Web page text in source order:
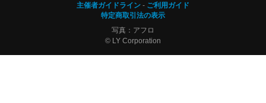
主催者ガイドライン
ご利用ガイド
特定商取引法の表示
写真：アフロ
© LY Corporation